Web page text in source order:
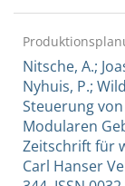
Nitsche, A.;
Nyhuis, P.;
Steuerung
Modularen
Zeitschrift für
Carl Hanser